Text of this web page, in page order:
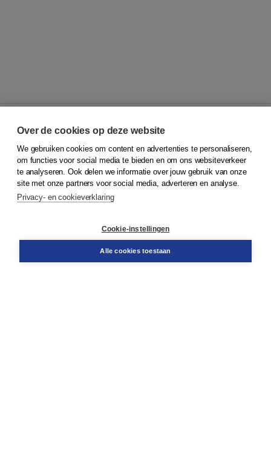
© 2026Koninklijke Boom uitgevers
Klantenservice
Service & informatie
Contact
Over de cookies op deze website
We gebruiken cookies om content en advertenties te personaliseren,
om functies voor social media te bieden en om ons websiteverkeer
te analyseren. Ook delen we informatie over jouw gebruik van onze
site met onze partners voor social media, adverteren en analyse.
Privacy- en cookieverklaring
Cookie-instellingen
Alle cookies toestaan